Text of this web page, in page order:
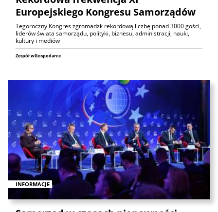
Europejskiego Kongresu Samorządów
Tegoroczny Kongres zgromadził rekordową liczbę ponad 3000 gości,
liderów świata samorządu, polityki, biznesu, administracji, nauki,
kultury i mediów
Zespół wGospodarce
INFORMACJE